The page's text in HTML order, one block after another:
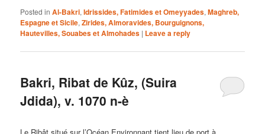
Posted in Al-Bakri,Idrissides, Fatimides et Omeyyades,Maghreb,
Espagne et Sicile,Zirides, Almoravides, Bourguignons,
Hautevilles, Souabes et Almohades | Leave a reply
Bakri, Ribat de Kûz, (Suira
Jdida), v. 1070 n-è